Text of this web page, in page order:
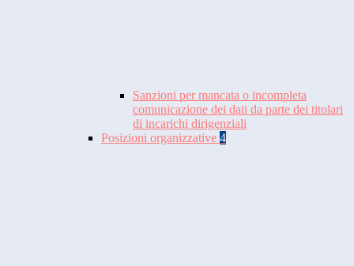
Sanzioni per mancata o incompleta
comunicazione dei dati da parte dei titolari
di incarichi dirigenziali
Posizioni organizzative 4